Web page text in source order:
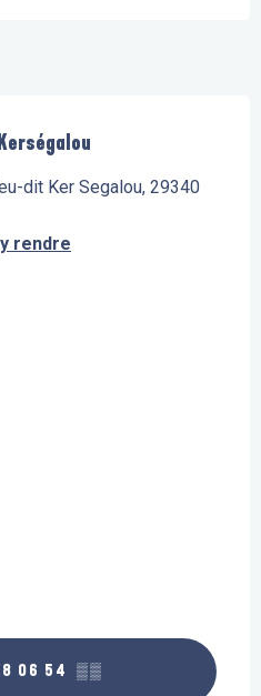
dit Ker Segalou, 29340
rendre
06 54 ▒▒